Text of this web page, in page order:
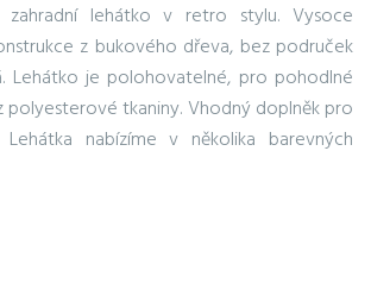
zahradní lehátko v retro stylu. Vysoce
z bukového dřeva, bez područek
Lehátko je polohovatelné, pro pohodlné
polyesterové tkaniny. Vhodný doplněk pro
Lehátka nabízíme v několika barevných